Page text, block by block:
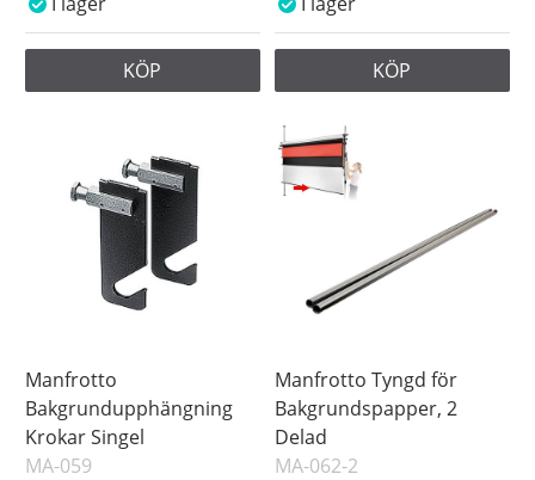
KÖP KÖP
Manfrotto
Bakgrundupphängning
Krokar Singel
MA-059
Manfrotto Tyngd för
Bakgrundspapper, 2
Delad
MA-062-2